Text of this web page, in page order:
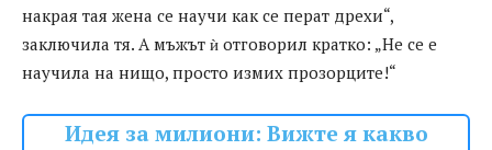
накрая тая жена се научи как се перат дрехи“,
заключила тя. А мъжът ѝ отговорил кратко: „Не се е
научила на нищо, просто измих прозорците!“
Идея за милиони: Вижте я какво